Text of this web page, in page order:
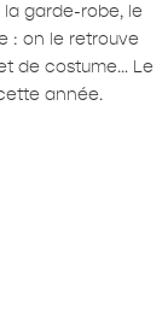
garde-robe, le
: on le retrouve
de costume… Le
année.